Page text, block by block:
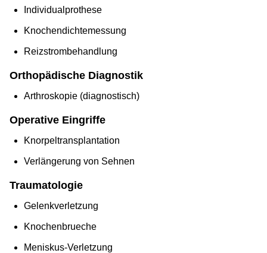
Individualprothese
Knochendichtemessung
Reizstrombehandlung
Orthopädische Diagnostik
Arthroskopie (diagnostisch)
Operative Eingriffe
Knorpeltransplantation
Verlängerung von Sehnen
Traumatologie
Gelenkverletzung
Knochenbrueche
Meniskus-Verletzung